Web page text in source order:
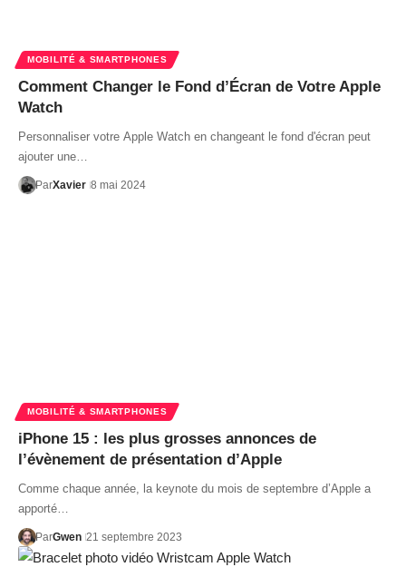
MOBILITÉ & SMARTPHONES
Comment Changer le Fond d’Écran de Votre Apple
Watch
Personnaliser votre Apple Watch en changeant le fond d'écran peut
ajouter une…
ParXavier 8 mai 2024
MOBILITÉ & SMARTPHONES
iPhone 15 : les plus grosses annonces de
l’évènement de présentation d’Apple
Comme chaque année, la keynote du mois de septembre d’Apple a
apporté…
ParGwen 21 septembre 2023